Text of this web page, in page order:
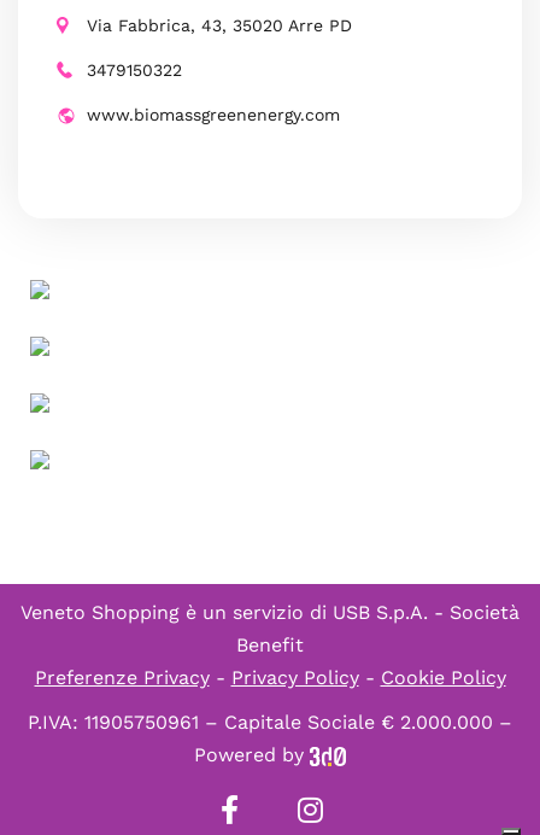
Via Fabbrica, 43, 35020 Arre PD
3479150322
www.biomassgreenenergy.com
Veneto Shopping è un servizio di USB S.p.A. - Società
Benefit
Preferenze Privacy- Privacy Policy- Cookie Policy
P.IVA: 11905750961 – Capitale Sociale € 2.000.000 –
Powered by